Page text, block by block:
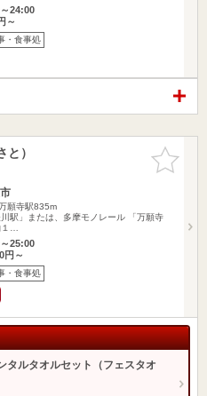
24:00
～
・食事処
お気に入
りに追加
）
願寺駅835m
川駅」または、多摩モノレール 「万願寺
…
25:00
円～
・食事処
タルタオルセット（フェスタオ